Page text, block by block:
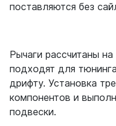
поставляются без
Рычаги рассчитаны
подходят для
дрифту. Установка
компонентов и
подвески.